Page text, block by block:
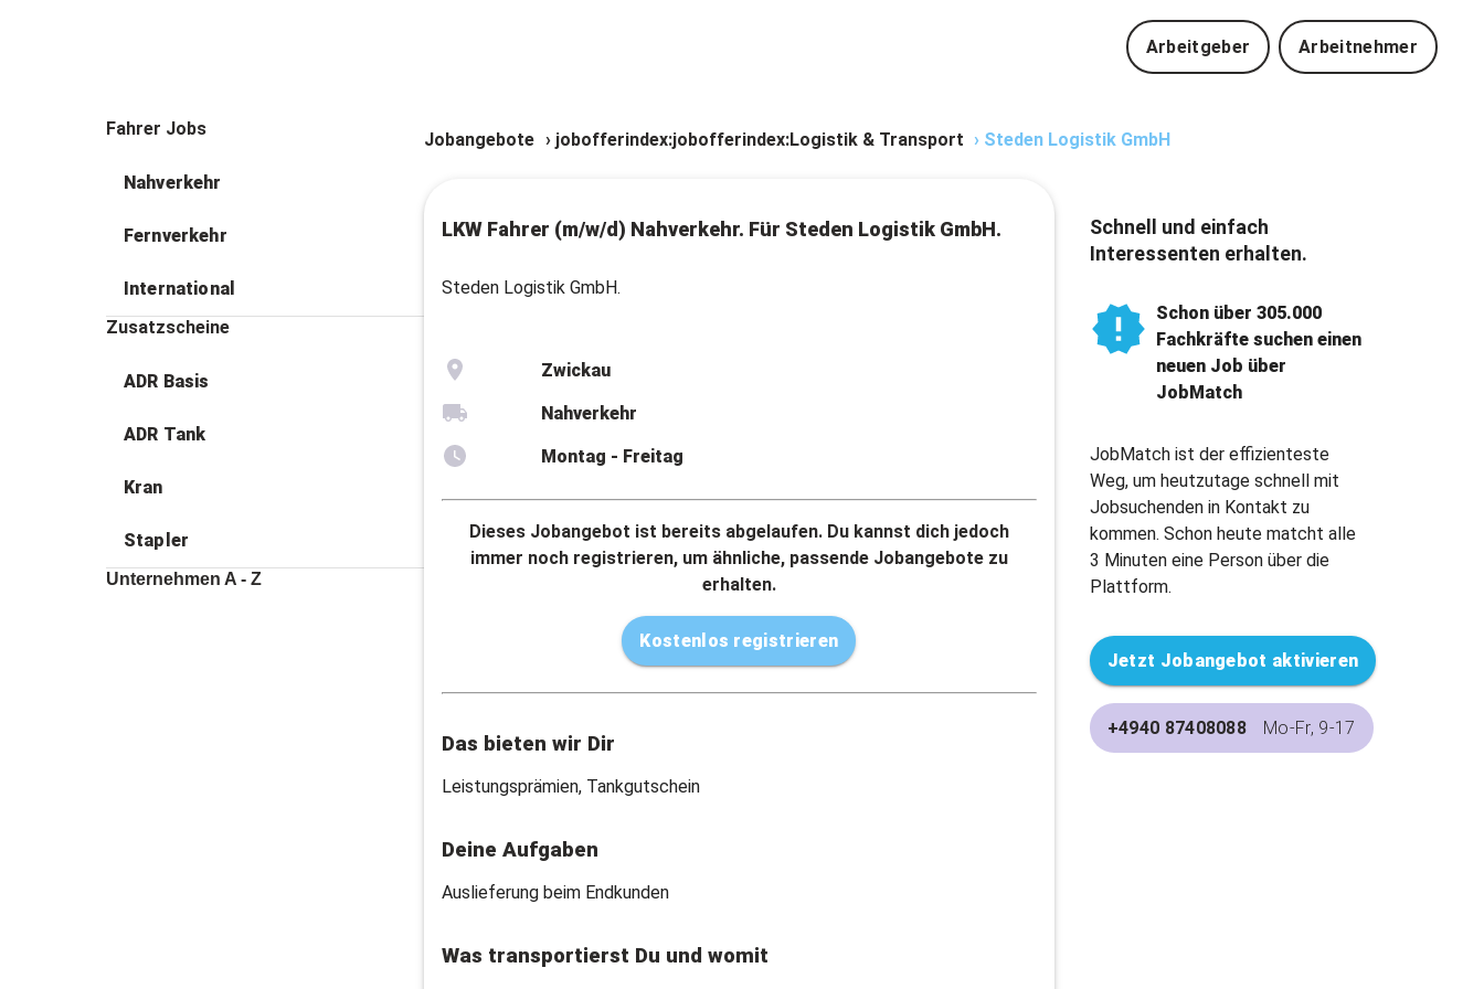
Arbeitgeber Arbeitnehmer
Fahrer Jobs
Nahverkehr
Fernverkehr
International
Zusatzscheine
ADR Basis
ADR Tank
Kran
Stapler
Unternehmen A - Z
Jobangebote › jobofferindex:jobofferindex:Logistik & Transport › Steden Logistik GmbH
LKW Fahrer (m/w/d) Nahverkehr. Für Steden Logistik GmbH.
Steden Logistik GmbH.
Zwickau
Nahverkehr
Montag - Freitag
Dieses Jobangebot ist bereits abgelaufen. Du kannst dich jedoch
immer noch registrieren, um ähnliche, passende Jobangebote zu
erhalten.
Kostenlos registrieren
Das bieten wir Dir
Leistungsprämien, Tankgutschein
Deine Aufgaben
Auslieferung beim Endkunden
Was transportierst Du und womit
Schnell und einfach
Interessenten erhalten.
Schon über 305.000
Fachkräfte suchen einen
neuen Job über
JobMatch
JobMatch ist der effizienteste
Weg, um heutzutage schnell mit
Jobsuchenden in Kontakt zu
kommen. Schon heute matcht alle
3 Minuten eine Person über die
Plattform.
Jetzt Jobangebot aktivieren
+4940 87408088 Mo-Fr, 9-17